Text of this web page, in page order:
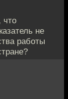
что
не
работы